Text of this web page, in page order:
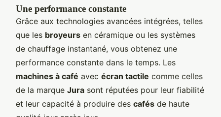
Une performance constante
Grâce aux technologies avancées intégrées, telles
que les broyeurs en céramique ou les systèmes
de chauffage instantané, vous obtenez une
performance constante dans le temps. Les
machines à café avec écran tactile comme celles
de la marque Jura sont réputées pour leur fiabilité
et leur capacité à produire des cafés de haute